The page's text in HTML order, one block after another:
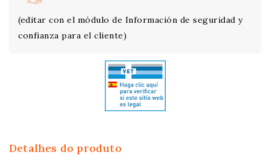
(editar con el módulo de Información de seguridad y
confianza para el cliente)
Detalhes do produto